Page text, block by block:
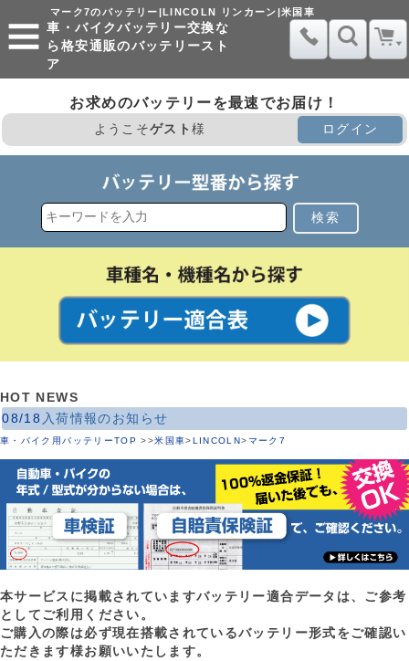
マーク7のバッテリー|LINCOLN リンカーン|米国車
車・バイクバッテリー交換な
ら格安通販のバッテリースト
ア
お求めのバッテリーを最速でお届け！
ようこそゲスト様 ログイン
検索
HOT NEWS
08/18 入荷情報のお知らせ
車・バイク用バッテリーTOP >>米国車> LINCOLN>マーク7
本サービスに掲載されていますバッテリー適合データは、ご参考
としてご利用ください。
ご購入の際は必ず現在搭載されているバッテリー形式をご確認い
ただきます様お願いいたします。